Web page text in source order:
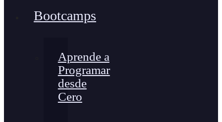
Bootcamps
Aprende a
Programar
desde
Cero